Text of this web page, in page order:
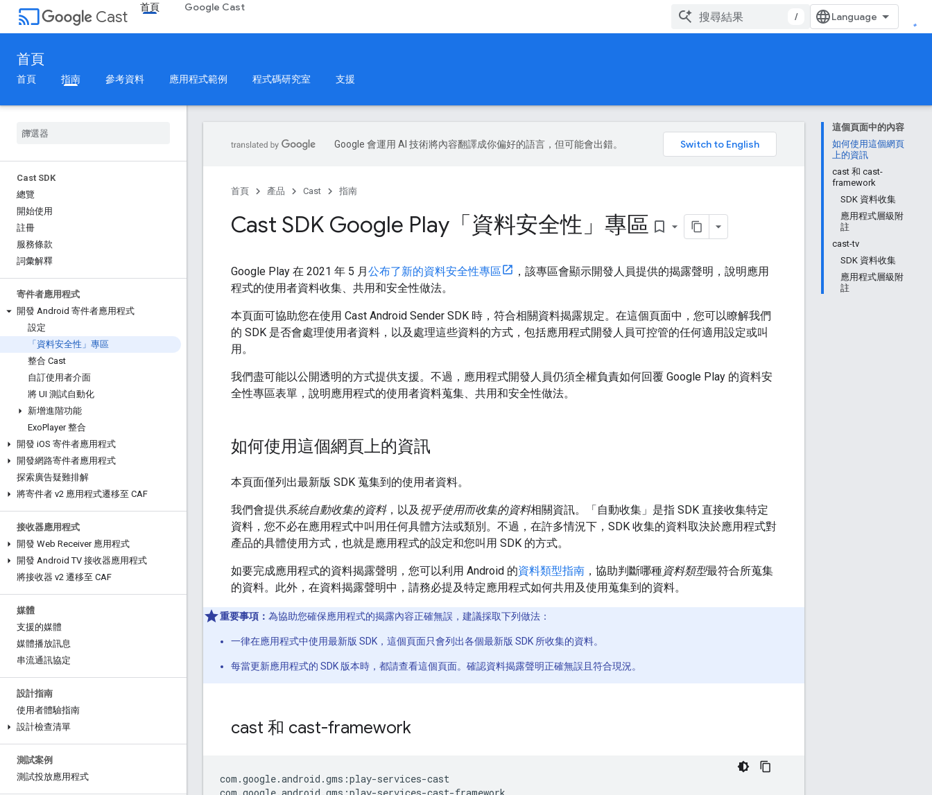
cast Cast
首頁 Google Cast
/
首頁
首頁 指南 參考資料 應用程式範例 程式碼研究室 支援
Cast SDK
總覽
開始使用
註冊
服務條款
詞彙解釋
寄件者應用程式
開發 Android 寄件者應用程式
設定
「資料安全性」專區
整合 Cast
自訂使用者介面
將 UI 測試自動化
新增進階功能
ExoPlayer 整合
開發 iOS 寄件者應用程式
開發網路寄件者應用程式
探索廣告疑難排解
將寄件者 v2 應用程式遷移至 CAF
接收器應用程式
開發 Web Receiver 應用程式
開發 Android TV 接收器應用程式
將接收器 v2 遷移至 CAF
媒體
支援的媒體
媒體播放訊息
串流通訊協定
設計指南
使用者體驗指南
設計檢查清單
測試案例
測試投放應用程式
這個頁面中的內容
如何使用這個網頁
上的資訊
cast 和 cast-
framework
SDK 資料收集
應用程式層級附
註
cast-tv
SDK 資料收集
應用程式層級附
註
Google 會運用 AI 技術將內容翻譯成你偏好的語言，但可能會出錯。
首頁 產品 Cast 指南
Cast SDK Google Play「資料安全性」專區 bookmark_border
Google Play 在 2021 年 5 月公布了新的資料安全性專區
，該專區會顯示開發人員提供的揭露聲明，說明應用
程式的使用者資料收集、共用和安全性做法。
本頁面可協助您在使用 Cast Android Sender SDK 時，符合相關資料揭露規定。在這個頁面中，您可以瞭解我們
的 SDK 是否會處理使用者資料，以及處理這些資料的方式，包括應用程式開發人員可控管的任何適用設定或叫
用。
我們盡可能以公開透明的方式提供支援。不過，應用程式開發人員仍須全權負責如何回覆 Google Play 的資料安
全性專區表單，說明應用程式的使用者資料蒐集、共用和安全性做法。
如何使用這個網頁上的資訊
本頁面僅列出最新版 SDK 蒐集到的使用者資料。
我們會提供系統自動收集的資料，以及 視乎使用而收集的資料相關資訊。「自動收集」是指 SDK 直接收集特定
資料，您不必在應用程式中叫用任何具體方法或類別。不過，在許多情況下，SDK 收集的資料取決於應用程式對
產品的具體使用方式，也就是應用程式的設定和您叫用 SDK 的方式。
如要完成應用程式的資料揭露聲明，您可以利用 Android 的資料類型指南 ，協助判斷哪種資料類型最符合所蒐集
的資料。此外，在資料揭露聲明中，請務必提及特定應用程式如何共用及使用蒐集到的資料。
重要事項： 為協助您確保應用程式的揭露內容正確無誤，建議採取下列做法：
一律在應用程式中使用最新版 SDK，這個頁面只會列出各個最新版 SDK 所收集的資料。
每當更新應用程式的 SDK 版本時，都請查看這個頁面。確認資料揭露聲明正確無誤且符合現況。
cast 和 cast-framework
com.google.android.gms:play-services-cast